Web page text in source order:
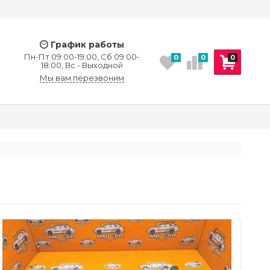
График работы
Пн-Пт 09:00-19:00, Сб 09:00-
18:00, Вс - Выходной
Мы вам перезвоним
0
0 0